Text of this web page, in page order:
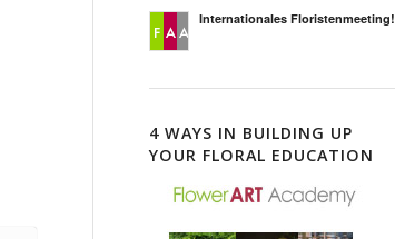
Internationales Floristenmeeting!
4 WAYS IN BUILDING UP
YOUR FLORAL EDUCATION